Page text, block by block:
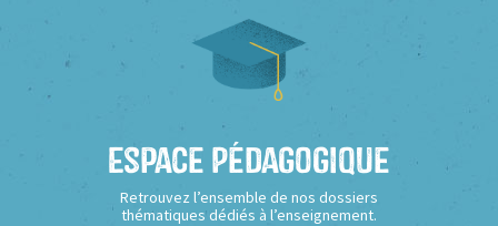
Espace Pédagogique
Retrouvez l’ensemble de nos dossiers
thématiques dédiés à l’enseignement.